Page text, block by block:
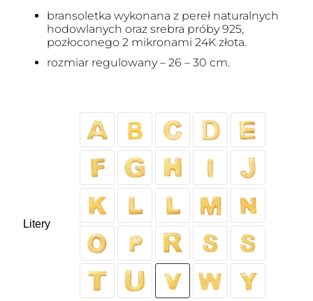
bransoletka wykonana z pereł naturalnych
hodowlanych oraz srebra próby 925,
pozłoconego 2 mikronami 24K złota.
rozmiar regulowany – 26 – 30 cm.
Litery